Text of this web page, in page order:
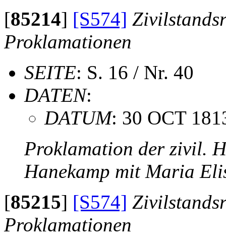
[85214] [S574]
Proklamationen
SEITE: S. 16 / Nr. 40
DATEN:
DATUM: 30 OCT
Proklamation der zivil.
Hanekamp mit Maria
[85215] [S574]
Proklamationen